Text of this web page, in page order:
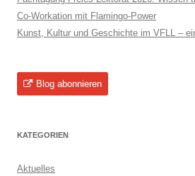
Co-Workation mit Flamingo-Power
Kunst, Kultur und Geschichte im VFLL –
Blog abonnieren
KATEGORIEN
Aktuelles